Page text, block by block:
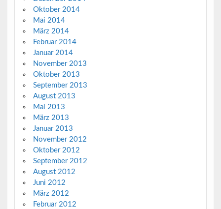
Oktober 2014
Mai 2014
März 2014
Februar 2014
Januar 2014
November 2013
Oktober 2013
September 2013
August 2013
Mai 2013
März 2013
Januar 2013
November 2012
Oktober 2012
September 2012
August 2012
Juni 2012
März 2012
Februar 2012